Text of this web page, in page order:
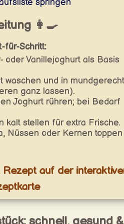
springen
👩‍🍳
für-Schritt:
oder Vanillejoghurt als Basis
waschen und in
ganz lassen).
Joghurt rühren; bei Bedarf
kalt stellen für extra Frische.
Nüssen oder Kernen toppen
auf der